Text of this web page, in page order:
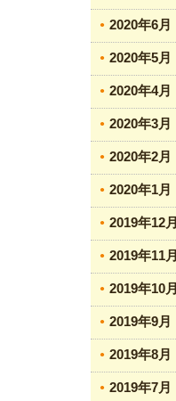
2020年6月
2020年5月
2020年4月
2020年3月
2020年2月
2020年1月
2019年12月
2019年11月
2019年10月
2019年9月
2019年8月
2019年7月